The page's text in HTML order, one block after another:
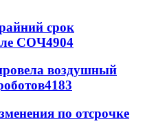
срок
СОЧ4904
воздушный
4183
по отсрочке